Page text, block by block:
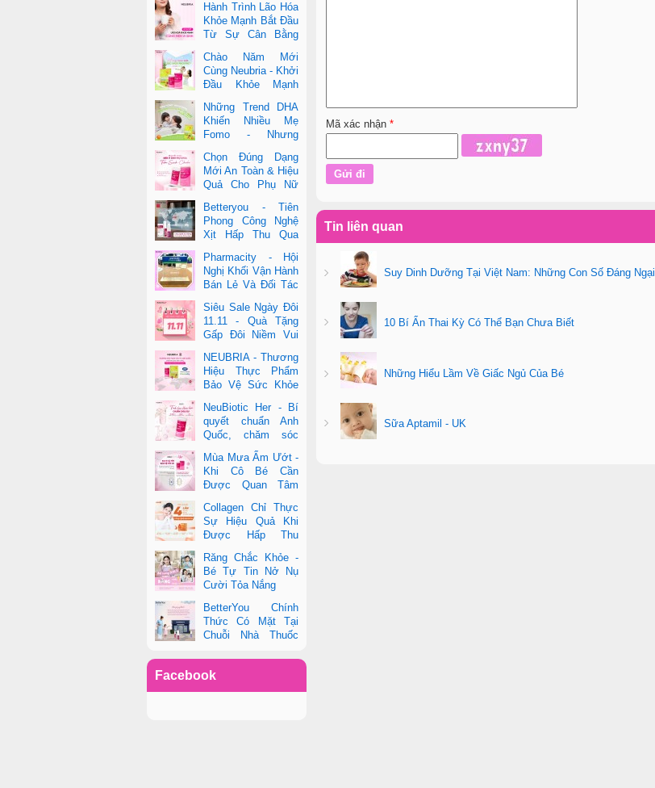
Mã xác nhận *
Tin liên quan
Suy Dinh Dưỡng Tại Việt Nam: Những Con Số Đáng Ngại
10 Bí Ẩn Thai Kỳ Có Thể Bạn Chưa Biết
Những Hiểu Lầm Về Giấc Ngủ Của Bé
Sữa Aptamil - UK
Hành Trình Lão Hóa
Khỏe Mạnh Bắt Đầu
Từ Sự Cân Bằng
Chào Năm Mới
Cùng Neubria - Khởi
Đầu Khỏe Mạnh
Những Trend DHA
Khiến Nhiều Mẹ
Fomo - Nhưng
Cũng ĐúngChọn Đúng Dạng
Mới An Toàn & Hiệu
Quả Cho Phụ Nữ
Betteryou - Tiên
Phong Công Nghệ
Xịt Hấp Thu Qua
(Intra-Oral Spray)Pharmacity - Hội
Nghị Khối Vận Hành
Bán Lẻ Và Đối Tác
Siêu Sale Ngày Đôi
11.11 - Quà Tặng
Gấp Đôi Niềm Vui
Betteryou
NEUBRIA - Thương
Hiệu Thực Phẩm
Bảo Vệ Sức Khỏe
Anh Quốc
NeuBiotic Her - Bí
quyết chuẩn Anh
Quốc, chăm sóc
toàn diện sức khỏe
phụ nữ hiện đạiMùa Mưa Ẩm Ướt -
Khi Cô Bé Cần
Được Quan Tâm
Collagen Chỉ Thực
Sự Hiệu Quả Khi
Được Hấp Thu
Đúng Cách - Và
Zooki Chính Là Chìa Khóa
Răng Chắc Khỏe -
Bé Tự Tin Nở Nụ
Cười Tỏa Nắng
BetterYou Chính
Thức Có Mặt Tại
Chuỗi Nhà Thuốc
Facebook